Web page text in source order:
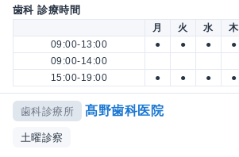
歯科 診療時間
月 火 水 木
09:00-13:00
● ● ● ●
09:00-14:00
15:00-19:00
● ● ● ●
歯科診療所 髙野歯科医院
土曜診察